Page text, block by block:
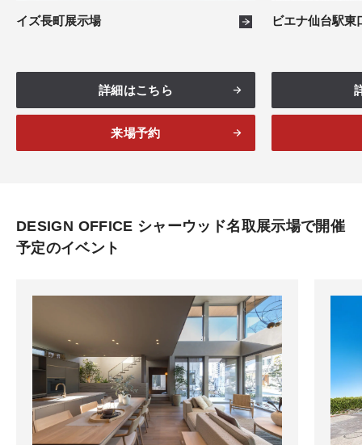
イズ長町展示場
詳細はこちら
来場予約
ビエナ仙台駅東
DESIGN OFFICE シャーウッド名取展示場で開催
予定のイベント